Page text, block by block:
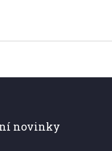
novinky